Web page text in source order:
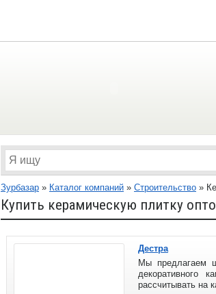
Зурбазар » Каталог компаний » Строительство »
Купить керамическую плитку
Дестра
Мы предлагаем
декоративного
рассчитывать на